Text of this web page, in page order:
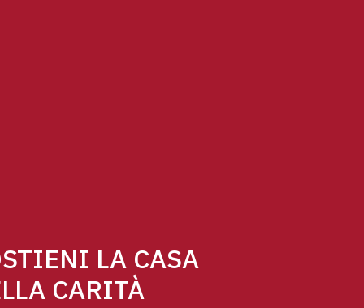
LA CASA
CARITÀ